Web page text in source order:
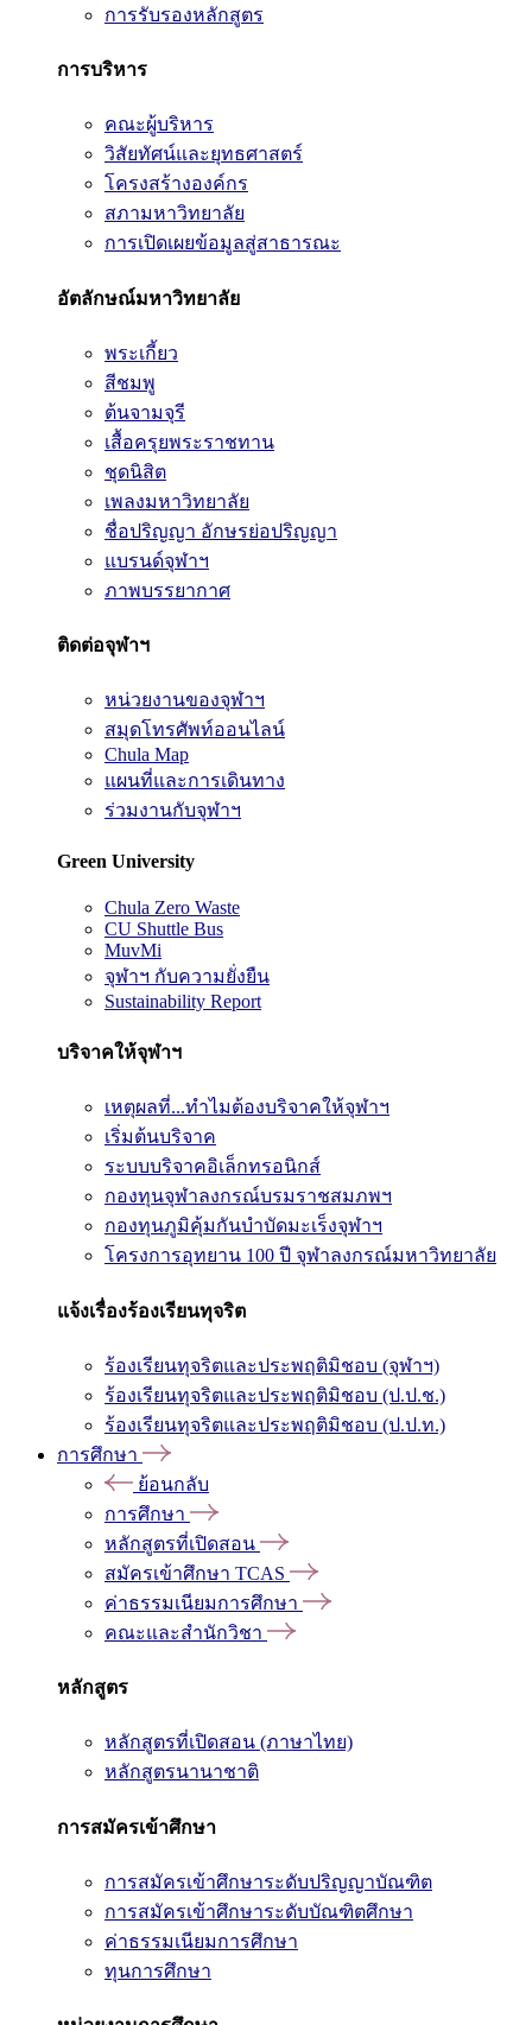
การรับรองหลักสูตร
การบริหาร
คณะผู้บริหาร
วิสัยทัศน์และยุทธศาสตร์
โครงสร้างองค์กร
สภามหาวิทยาลัย
การเปิดเผยข้อมูลสู่สาธารณะ
อัตลักษณ์มหาวิทยาลัย
พระเกี้ยว
สีชมพู
ต้นจามจุรี
เสื้อครุยพระราชทาน
ชุดนิสิต
เพลงมหาวิทยาลัย
ชื่อปริญญา อักษรย่อปริญญา
แบรนด์จุฬาฯ
ภาพบรรยากาศ
ติดต่อจุฬาฯ
หน่วยงานของจุฬาฯ
สมุดโทรศัพท์ออนไลน์
Chula Map
แผนที่และการเดินทาง
ร่วมงานกับจุฬาฯ
Green University
Chula Zero Waste
CU Shuttle Bus
MuvMi
จุฬาฯ กับความยั่งยืน
Sustainability Report
บริจาคให้จุฬาฯ
เหตุผลที่...ทำไมต้องบริจาคให้จุฬาฯ
เริ่มต้นบริจาค
ระบบบริจาคอิเล็กทรอนิกส์
กองทุนจุฬาลงกรณ์บรมราชสมภพฯ
กองทุนภูมิคุ้มกันบำบัดมะเร็งจุฬาฯ
โครงการอุทยาน 100 ปี จุฬาลงกรณ์มหาวิทยาลัย
แจ้งเรื่องร้องเรียนทุจริต
ร้องเรียนทุจริตและประพฤติมิชอบ (จุฬาฯ)
ร้องเรียนทุจริตและประพฤติมิชอบ (ป.ป.ช.)
ร้องเรียนทุจริตและประพฤติมิชอบ (ป.ป.ท.)
การศึกษา
ย้อนกลับ
การศึกษา
หลักสูตรที่เปิดสอน
สมัครเข้าศึกษา TCAS
ค่าธรรมเนียมการศึกษา
คณะและสำนักวิชา
หลักสูตร
หลักสูตรที่เปิดสอน (ภาษาไทย)
หลักสูตรนานาชาติ
การสมัครเข้าศึกษา
การสมัครเข้าศึกษาระดับปริญญาบัณฑิต
การสมัครเข้าศึกษาระดับบัณฑิตศึกษา
ค่าธรรมเนียมการศึกษา
ทุนการศึกษา